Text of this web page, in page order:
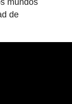
mundos
de